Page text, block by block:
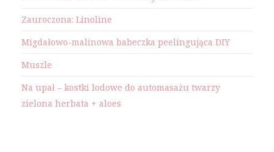
Zauroczona: Linoline
Migdałowo-malinowa babeczka peelingująca DIY
Muszle
Na upał – kostki lodowe do automasażu twarzy
zielona herbata + aloes